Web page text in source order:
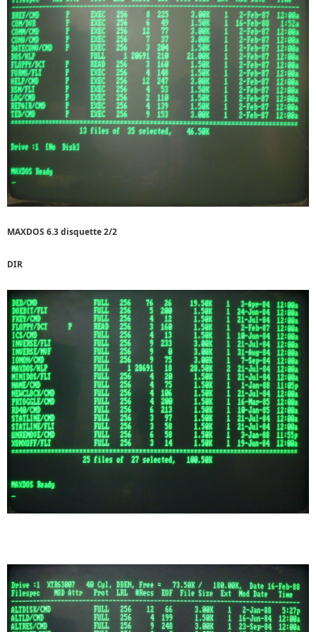
MAXDOS 6.3 disquette 2/2
DIR